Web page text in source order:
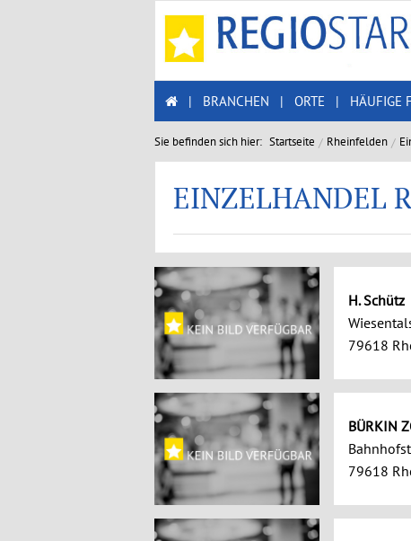
| BRANCHEN | ORTE | HÄUFIGE
Sie befinden sich hier: Startseite Rheinfelden
EINZELHANDEL
H. Schütz
79618
BÜRKIN
79618